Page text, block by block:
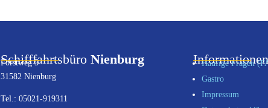
SchifffahrtsbüroNienburg
Forstweg 5
31582 Nienburg
Tel.: 05021-919311
Häufige Fragen
Gastro
Impressum